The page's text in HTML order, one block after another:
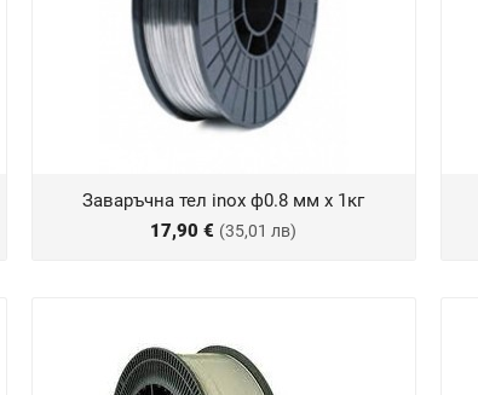
Заваръчна тел inox ф0.8 мм х 1кг
17,90 € (35,01 лв)